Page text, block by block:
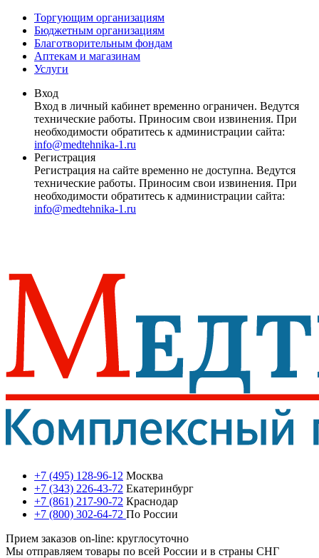
Торгующим организациям
Бюджетным организациям
Благотворительным фондам
Аптекам и магазинам
Услуги
Вход
Вход в личный кабинет временно ограничен. Ведутся
технические работы. Приносим свои извинения. При
необходимости обратитесь к администрации сайта:
info@medtehnika-1.ru
Регистрация
Регистрация на сайте временно не доступна. Ведутся
технические работы. Приносим свои извинения. При
необходимости обратитесь к администрации сайта:
info@medtehnika-1.ru
+7 (495) 128-96-12 Москва
+7 (343) 226-43-72 Екатеринбург
+7 (861) 217-90-72 Краснодар
+7 (800) 302-64-72 По России
Прием заказов on-line: круглосуточно
Мы отправляем товары по всей России и в страны СНГ